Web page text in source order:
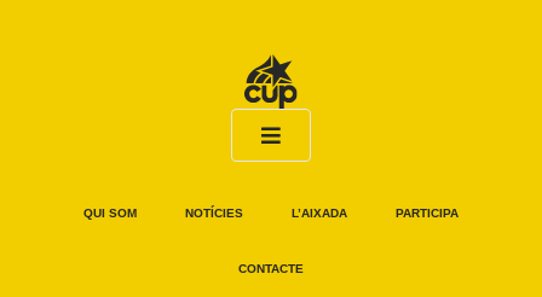
QUI SOM NOTÍCIES L’AIXADA PARTICIPA
CONTACTE